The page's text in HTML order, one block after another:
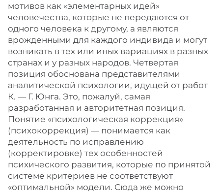
мотивов как «элементарных идей»
человечества, которые не передаются от
одного человека к другому, а являются
врожденными для каждого индивида и могут
возникать в тех или иных вариациях в разных
странах и у разных народов. Четвертая
позиция обоснована представителями
аналитической психологии, идущей от работ
К. — Г. Юнга. Это, пожалуй, самая
разработанная и авторитетная позиция.
Понятие «психологическая коррекция»
(психокоррекция) — понимается как
деятельность по исправлению
(корректировке) тех особенностей
психического развития, которые по принятой
системе критериев не соответствуют
«оптимальной» модели. Сюда же можно